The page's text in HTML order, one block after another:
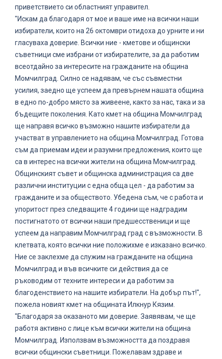
приветствието си областният управител.
"Искам да благодаря от мое и ваше име на всички наши
избиратели, които на 26 октомври отидоха до урните и ни
гласуваха доверие. Всички ние - кметове и общински
съветници сме избрани от избирателите, за да работим
всеотдайно за интересите на гражданите на община
Момчилград. Силно се надявам, че със съвместни
усилия, заедно ще успеем да превърнем нашата община
в едно по-добро място за живеене, както за нас, така и за
бъдещите поколения. Като кмет на община Момчилград
ще направя всичко възможно нашите избиратели да
участват в управлението на община Момчилград. Готова
съм да приемам идеи и разумни предложения, които ще
са в интерес на всички жители на община Момчилград.
Общинският съвет и общинска администрация са две
различни институции с една обща цел - да работим за
гражданите и за обществото. Убедена съм, че с работа и
упоритост през следващите 4 години ще надградим
постигнатото от всички наши предшесственици и ще
успеем да направим Момчилград град с възможности. В
клетвата, която всички ние положихме е изказано всичко.
Ние се заклехме да служим на гражданите на община
Момчилград и във всичките си действия да се
ръководим от техните интереси и да работим за
благоденствието на нашите избиратели. На добър път!",
пожела новият кмет на общината Илкнур Кязим.
"Благодаря за оказаното ми доверие. Заявявам, че ще
работя активно с лице към всички жители на община
Момчилград. Използвам възможността да поздравя
всички общински съветници. Пожелавам здраве и